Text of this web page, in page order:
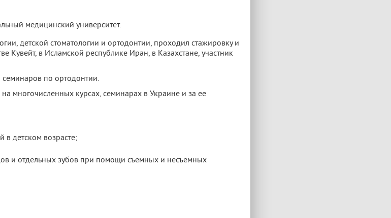
медицинский университет.
детской стоматологии и ортодонтии, проходил стажировку и
Кувейт, в Исламской республике Иран, в Казахстане, участник
по ортодонтии.
многочисленных курсах, семинарах в Украине и за ее
детском возрасте;
и отдельных зубов при помощи съемных и несъемных